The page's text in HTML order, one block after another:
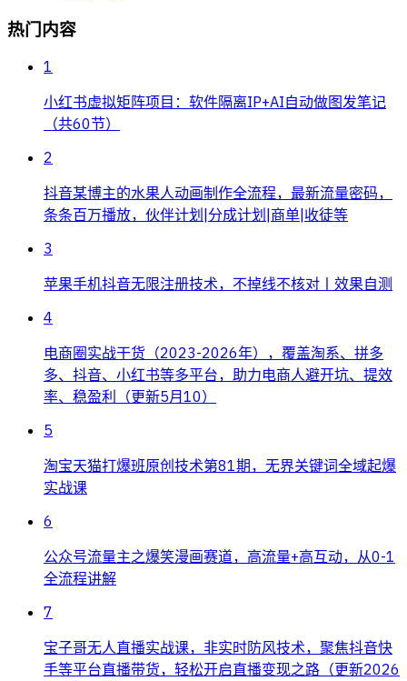
热门内容
1
小红书虚拟矩阵项目：软件隔离IP+AI自动做图发笔记
（共60节）
2
抖音某博主的水果人动画制作全流程，最新流量密码，
条条百万播放，伙伴计划|分成计划|商单|收徒等
3
苹果手机抖音无限注册技术，不掉线不核对丨效果自测
4
电商圈实战干货（2023-2026年），覆盖淘系、拼多
多、抖音、小红书等多平台，助力电商人避开坑、提效
率、稳盈利（更新5月10）
5
淘宝天猫打爆班原创技术第81期，无界关键词全域起爆
实战课
6
公众号流量主之爆笑漫画赛道，高流量+高互动，从0-1
全流程讲解
7
宝子哥无人直播实战课，非实时防风技术，聚焦抖音快
手等平台直播带货，轻松开启直播变现之路（更新2026